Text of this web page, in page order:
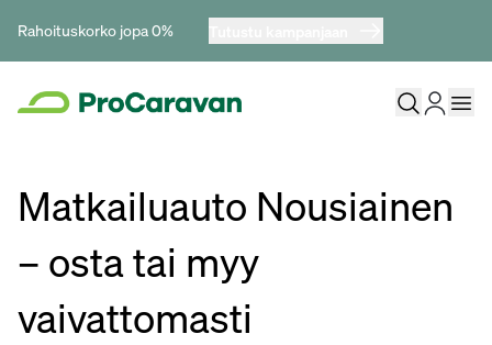
Rahoituskorko jopa 0%
Matkailuauto Nousiainen
– osta tai myy
vaivattomasti